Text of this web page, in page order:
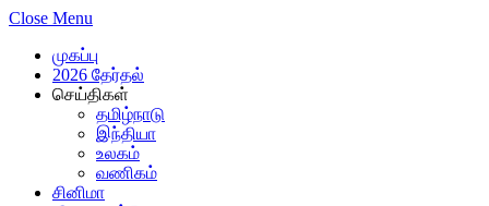
Close Menu
முகப்பு
2026 தேர்தல்
செய்திகள்
தமிழ்நாடு
இந்தியா
உலகம்
வணிகம்
சினிமா